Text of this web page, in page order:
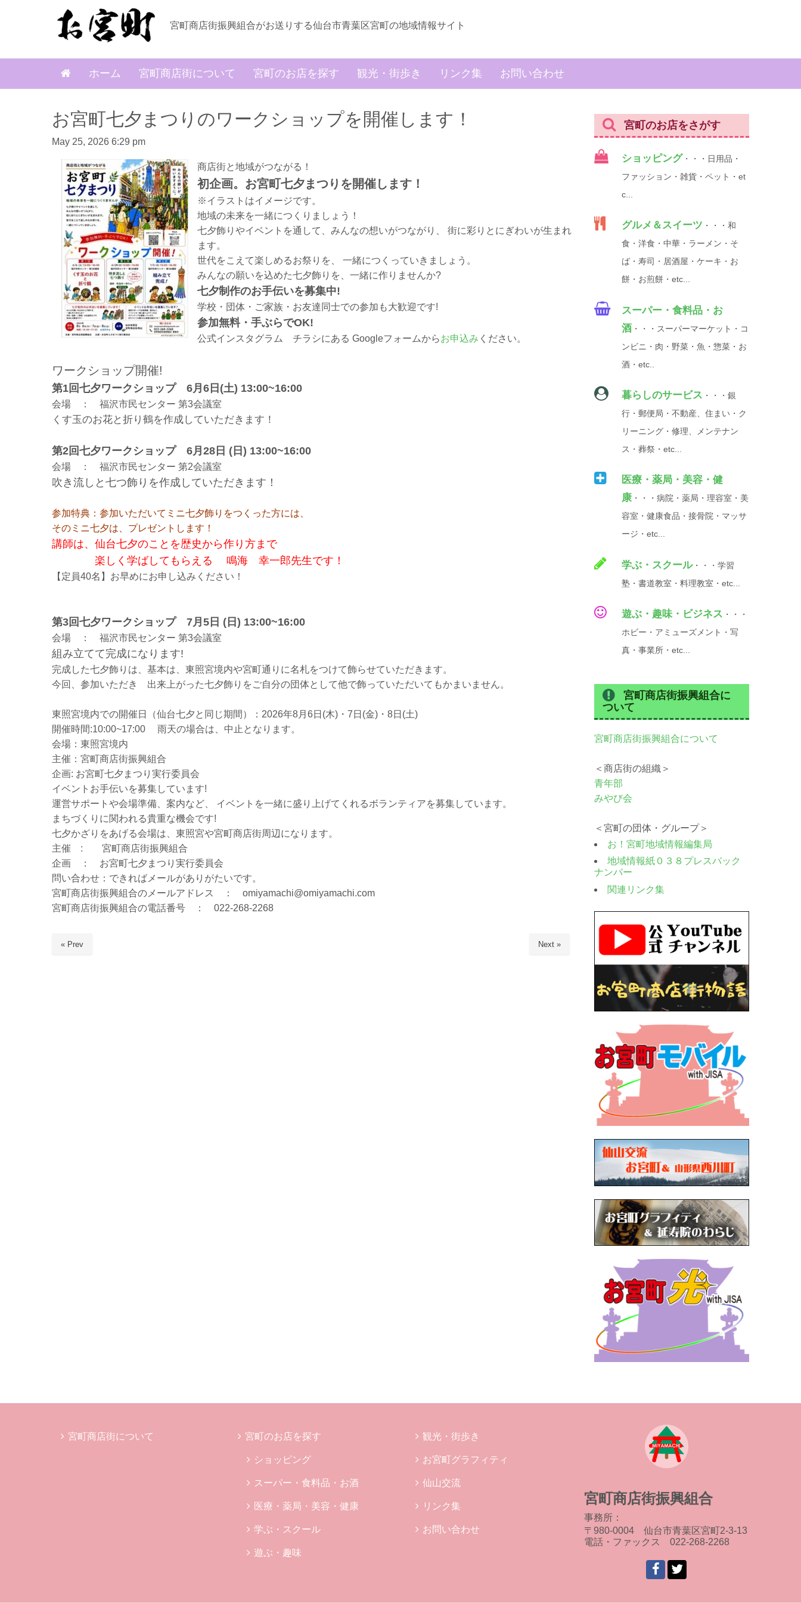
宮町商店街振興組合がお送りする仙台市青葉区宮町の地域情報サイト
ホーム 宮町商店街について 宮町のお店を探す 観光・街歩き リンク集 お問い合わせ
お宮町七夕まつりのワークショップを開催します！
May 25, 2026 6:29 pm
商店街と地域がつながる！
初企画。お宮町七夕まつりを開催します！
※イラストはイメージです。
地域の未来を一緒につくりましょう！
七夕飾りやイベントを通して、みんなの想いがつながり、 街に彩りとにぎわいが生まれ
ます。
世代をこえて楽しめるお祭りを、 一緒につくっていきましょう。
みんなの願いを込めた七夕飾りを、一緒に作りませんか?
七夕制作のお手伝いを募集中!
学校・団体・ご家族・お友達同士での参加も大歓迎です!
参加無料・手ぶらでOK!
公式インスタグラム チラシにある Googleフォームからお申込み ください。
ワークショップ開催!
第1回七夕ワークショップ 6月6日(土) 13:00~16:00
会場 ： 福沢市民センター 第3会議室
くす玉のお花と折り鶴を作成していただきます！
第2回七夕ワークショップ 6月28日 (日) 13:00~16:00
会場 ： 福沢市民センター 第2会議室
吹き流しと七つ飾りを作成していただきます！
参加特典：参加いただいてミニ七夕飾りをつくった方には、
そのミニ七夕は、プレゼントします！
講師は、仙台七夕のことを歴史から作り方まで
楽しく学ばしてもらえる 鳴海 幸一郎先生です！
【定員40名】お早めにお申し込みください！
第3回七夕ワークショップ 7月5日 (日) 13:00~16:00
会場 ： 福沢市民センター 第3会議室
組み立てて完成になります!
完成した七夕飾りは、基本は、東照宮境内や宮町通りに名札をつけて飾らせていただきます。
今回、参加いただき 出来上がった七夕飾りをご自分の団体として他で飾っていただいてもかまいません。
東照宮境内での開催日（仙台七夕と同じ期間）：2026年8月6日(木)・7日(金)・8日(土)
開催時間:10:00~17:00 雨天の場合は、中止となります。
会場：東照宮境内
主催：宮町商店街振興組合
企画: お宮町七夕まつり実行委員会
イベントお手伝いを募集しています!
運営サポートや会場準備、案内など、 イベントを一緒に盛り上げてくれるボランティアを募集しています。
まちづくりに関われる貴重な機会です!
七夕かざりをあげる会場は、東照宮や宮町商店街周辺になります。
主催 : 宮町商店街振興組合
企画 ： お宮町七夕まつり実行委員会
問い合わせ：できればメールがありがたいです。
宮町商店街振興組合のメールアドレス ： omiyamachi@omiyamachi.com
宮町商店街振興組合の電話番号 ： 022-268-2268
« Prev Next »
宮町のお店をさがす
ショッピング ・・・日用品・
ファッション・雑貨・ペット・et
c...
グルメ＆スイーツ ・・・和
食・洋食・中華・ラーメン・そ
ば・寿司・居酒屋・ケーキ・お
餅・お煎餅・etc...
スーパー・食料品・お
酒 ・・・スーパーマーケット・コ
ンビニ・肉・野菜・魚・惣菜・お
酒・etc..
暮らしのサービス ・・・銀
行・郵便局・不動産、住まい・ク
リーニング・修理、メンテナン
ス・葬祭・etc...
医療・薬局・美容・健
康 ・・・病院・薬局・理容室・美
容室・健康食品・接骨院・マッサ
ージ・etc...
学ぶ・スクール・・・学習
塾・書道教室・料理教室・etc...
遊ぶ・趣味・ビジネス ・・・
ホビー・アミューズメント・写
真・事業所・etc...
宮町商店街振興組合に
ついて
宮町商店街振興組合について
＜商店街の組織＞
青年部
みやび会
＜宮町の団体・グループ＞
お！宮町地域情報編集局
地域情報紙０３８プレスバック
ナンバー
関連リンク集
宮町商店街について 宮町のお店を探す
ショッピング
スーパー・食料品・お酒
医療・薬局・美容・健康
学ぶ・スクール
遊ぶ・趣味
観光・街歩き
お宮町グラフィティ
仙山交流
リンク集
お問い合わせ
宮町商店街振興組合
事務所：
〒980-0004 仙台市青葉区宮町2-3-13
電話・ファックス 022-268-2268